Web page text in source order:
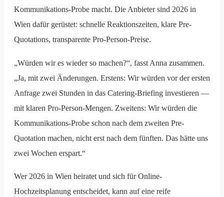
Kommunikations-Probe macht. Die Anbieter sind 2026 in
Wien dafür gerüstet: schnelle Reaktionszeiten, klare Pre-
Quotations, transparente Pro-Person-Preise.
„Würden wir es wieder so machen?“, fasst Anna zusammen.
„Ja, mit zwei Änderungen. Erstens: Wir würden vor der ersten
Anfrage zwei Stunden in das Catering-Briefing investieren —
mit klaren Pro-Person-Mengen. Zweitens: Wir würden die
Kommunikations-Probe schon nach dem zweiten Pre-
Quotation machen, nicht erst nach dem fünften. Das hätte uns
zwei Wochen erspart.“
Wer 2026 in Wien heiratet und sich für Online-
Hochzeitsplanung entscheidet, kann auf eine reife